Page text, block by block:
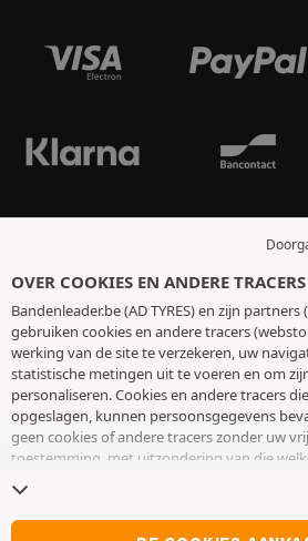
OVER COOKIES EN ANDERE TRACERS
Bandenleader.be (AD TYRES) en zijn
gebruiken cookies en andere tracers
werking van de site te verzekeren, uw
statistische metingen uit te voeren en om
personaliseren. Cookies en andere tracers
opgeslagen, kunnen persoonsgegevens
geen cookies of andere tracers zonder uw
toestemming, met uitzondering van die
toestemming op elk moment intrekken door
cookies en andere tracerste gaan. U kunt